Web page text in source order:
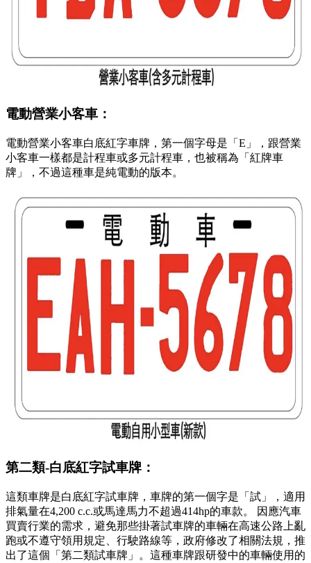
電動營業小客車：
電動營業小客車白底紅字車牌，第一個字母是「E」，跟營業
小客車一樣都是計程車或多元計程車，也被稱為「紅牌車
牌」，不過這種車是純電動的版本。
第二類-白底紅字試車牌：
這類車牌是白底紅字試車牌，車牌的第一個字是「試」，適用
排氣量在4,200 c.c.或馬達馬力不超過414hp的車款。 因應汽車
買賣行業的需求，避免那些掛著試車牌的車輛在高速公路上亂
跑或不遵守領用規定、行駛路線等，政府修改了相關法規，推
出了這個「第二類試車牌」。這種車牌跟研發中的車輛使用的